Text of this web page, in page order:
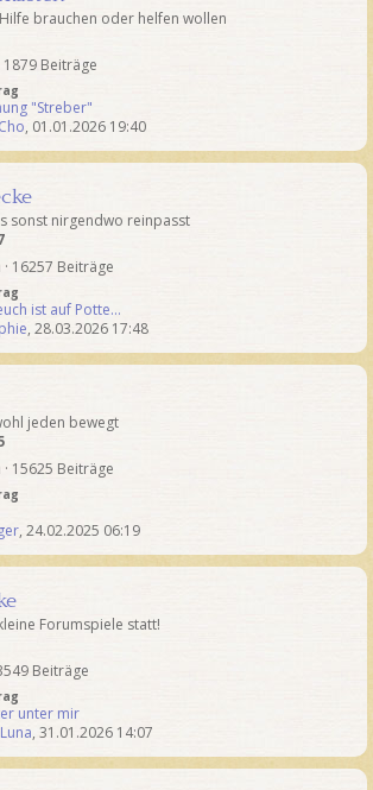
brauchen oder helfen wollen
1879 Beiträge
"Streber"
, 01.01.2026 19:40
sonst nirgendwo reinpasst
16257 Beiträge
ist auf Potte…
, 28.03.2026 17:48
jeden bewegt
15625 Beiträge
, 24.02.2025 06:19
Forumspiele statt!
Beiträge
unter mir
, 31.01.2026 14:07